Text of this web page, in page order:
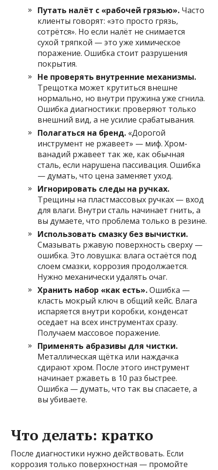
Путать налёт с «рабочей грязью». Часто
клиенты говорят: «это просто грязь,
сотрётся». Но если налёт не снимается
сухой тряпкой — это уже химическое
поражение. Ошибка стоит разрушения
покрытия.
Не проверять внутренние механизмы.
Трещотка может крутиться внешне
нормально, но внутри пружина уже сгнила.
Ошибка диагностики: проверяют только
внешний вид, а не усилие срабатывания.
Полагаться на бренд. «Дорогой
инструмент не ржавеет» — миф. Хром-
ванадий ржавеет так же, как обычная
сталь, если нарушена пассивация. Ошибка
— думать, что цена заменяет уход.
Игнорировать следы на ручках.
Трещины на пластмассовых ручках — вход
для влаги. Внутри сталь начинает гнить, а
вы думаете, что проблема только в резине.
Использовать смазку без вычистки.
Смазывать ржавую поверхность сверху —
ошибка. Это ловушка: влага остаётся под
слоем смазки, коррозия продолжается.
Нужно механически удалять очаг.
Хранить набор «как есть».Ошибка —
класть мокрый ключ в общий кейс. Влага
испаряется внутри коробки, конденсат
оседает на всех инструментах сразу.
Получаем массовое поражение.
Применять абразивы для чистки.
Металлическая щётка или наждачка
сдирают хром. После этого инструмент
начинает ржаветь в 10 раз быстрее.
Ошибка — думать, что так вы спасаете, а
вы убиваете.
Что делать: кратко
После диагностики нужно действовать. Если
коррозия только поверхностная — промойте